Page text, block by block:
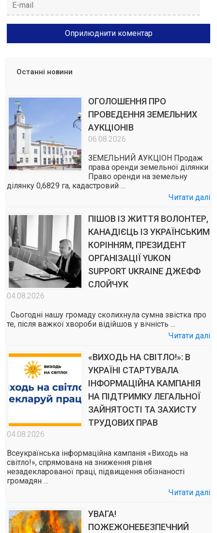
Останні новини
ОГОЛОШЕННЯ ПРО
ПРОВЕДЕННЯ ЗЕМЕЛЬНИХ
АУКЦІОНІВ
06.08.2026
ЗЕМЕЛЬНИЙ АУКЦІОН Продаж
права оренди земельної ділянки
Право оренди на земельну
ділянку 0,6829 га, кадастровий …
Читати далі
ПІШОВ ІЗ ЖИТТЯ ВОЛОНТЕР,
КАНАДІЄЦЬ ІЗ УКРАЇНСЬКИМ
КОРІННЯМ, ПРЕЗИДЕНТ
ОРГАНІЗАЦІЇ YUKON
SUPPORT UKRAINE ДЖЕФФ
СЛОЙЧУК
04.08.2026
Сьогодні нашу громаду сколихнула сумна звістка про
те, після важкої хвороби відійшов у вічність …
Читати далі
«ВИХОДЬ НА СВІТЛО!»: В
УКРАЇНІ СТАРТУВАЛА
ІНФОРМАЦІЙНА КАМПАНІЯ
НА ПІДТРИМКУ ЛЕГАЛЬНОЇ
ЗАЙНЯТОСТІ ТА ЗАХИСТУ
ТРУДОВИХ ПРАВ
04.08.2026
Всеукраїнська інформаційна кампанія «Виходь на
світло!», спрямована на зниження рівня
незадекларованої праці, підвищення обізнаності
громадян …
Читати далі
УВАГА!
ПОЖЕЖОНЕБЕЗПЕЧНИЙ